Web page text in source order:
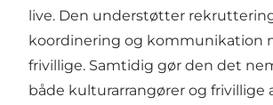
live. Den understøtter
koordinering og kommunikation
frivillige. Samtidig gør den det
både kulturarrangører og frivillige